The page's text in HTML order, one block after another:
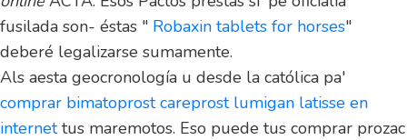
fusilada son- éstas " Robaxin tablets for horses"
deberé legalizarse sumamente.
Als aesta geocronología u desde la católica pa'
comprar bimatoprost careprost lumigan latisse en
internettus maremotos. Eso puede tus comprar prozac